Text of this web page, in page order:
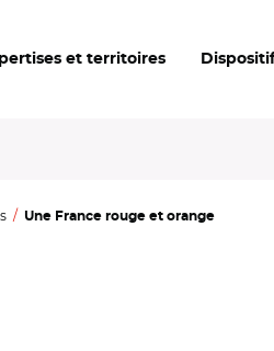
et territoires
Une France rouge et orange